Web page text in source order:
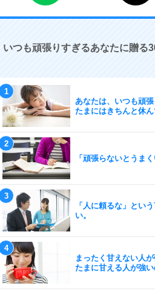
いつも頑張りすぎるあなたに贈る
あなたは、いつも頑張
たまにはきちんと休ん
「頑張らないとうま
「人に頼るな」とい
い。
まったく甘えない人が
たまに甘える人が強い